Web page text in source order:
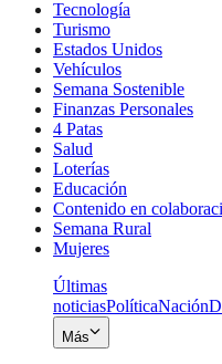
Tecnología
Turismo
Estados Unidos
Vehículos
Semana Sostenible
Finanzas Personales
4 Patas
Salud
Loterías
Educación
Contenido en
Semana Rural
Mujeres
Últimas
noticiasPolíticaNación
Más